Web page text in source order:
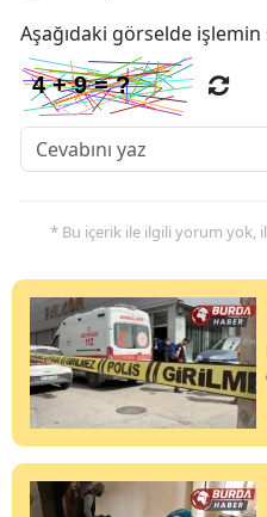
Aşağıdaki görselde işlemin
* Bu içerik ile ilgili yorum yok,